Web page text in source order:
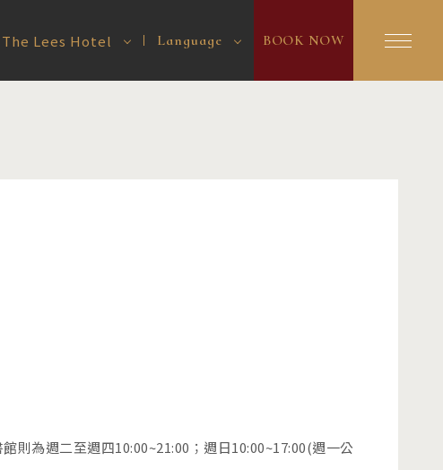
The Lees Hotel Language BOOK NOW
則為週二至週四10:00~21:00；週日10:00~17:00(週一公